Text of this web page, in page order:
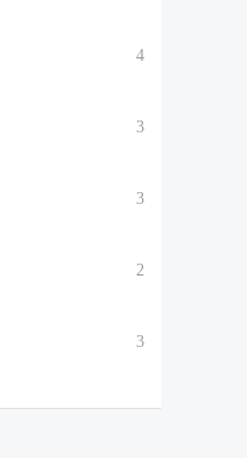
4
3
3
2
3